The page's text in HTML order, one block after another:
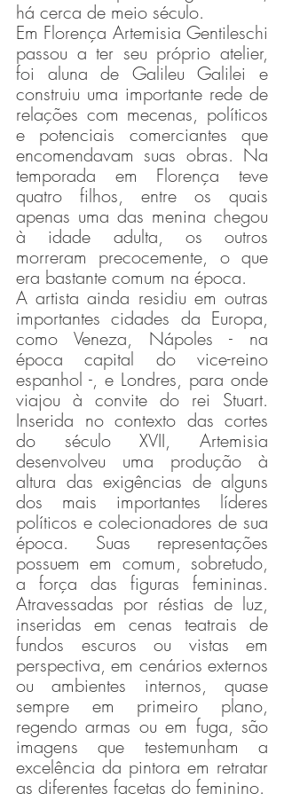
há cerca de meio século.
Em Florença Artemisia Gentileschi
passou a ter seu próprio atelier,
foi aluna de Galileu Galilei e
construiu uma importante rede de
relações com mecenas, políticos
e potenciais comerciantes que
encomendavam suas obras. Na
temporada em Florença teve
quatro filhos, entre os quais
apenas uma das menina chegou
à idade adulta, os outros
morreram precocemente, o que
era bastante comum na época.
A artista ainda residiu em outras
importantes cidades da Europa,
como Veneza, Nápoles - na
época capital do vice-reino
espanhol -, e Londres, para onde
viajou à convite do rei Stuart.
Inserida no contexto das cortes
do século XVII, Artemisia
desenvolveu uma produção à
altura das exigências de alguns
dos mais importantes líderes
políticos e colecionadores de sua
época. Suas representações
possuem em comum, sobretudo,
a força das figuras femininas.
Atravessadas por réstias de luz,
inseridas em cenas teatrais de
fundos escuros ou vistas em
perspectiva, em cenários externos
ou ambientes internos, quase
sempre em primeiro plano,
regendo armas ou em fuga, são
imagens que testemunham a
excelência da pintora em retratar
as diferentes facetas do feminino.